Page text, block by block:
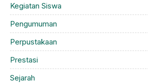
Kegiatan Siswa
Pengumuman
Perpustakaan
Prestasi
Sejarah